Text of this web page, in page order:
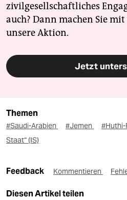
zivilgesellschaftliches
auch? Dann machen Sie
unsere Aktion.
Jetzt
Themen
#Saudi-Arabien #Jemen #Huthi-
Staat“ (IS)
Feedback Kommentieren
Diesen Artikel teilen